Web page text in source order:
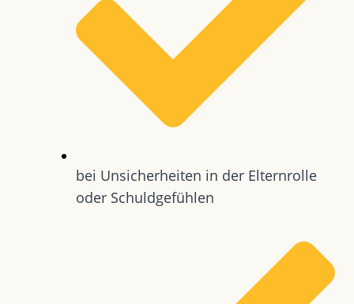
bei Unsicherheiten in der Elternrolle
oder Schuldgefühlen